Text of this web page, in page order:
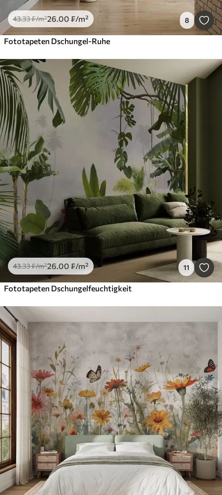
43.33₣/m²26.00 ₣/m² 8
Fototapeten Dschungel-Ruhe
43.33₣/m²26.00 ₣/m² 11
Fototapeten Dschungelfeuchtigkeit